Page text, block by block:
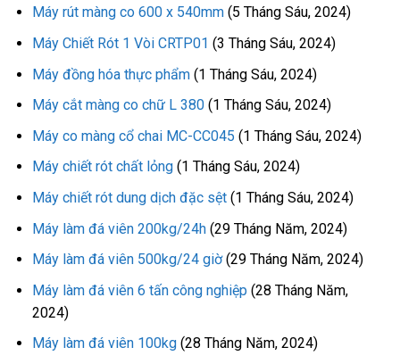
Máy rút màng co 600 x 540mm (5 Tháng Sáu, 2024)
Máy Chiết Rót 1 Vòi CRTP01 (3 Tháng Sáu, 2024)
Máy đồng hóa thực phẩm (1 Tháng Sáu, 2024)
Máy cắt màng co chữ L 380 (1 Tháng Sáu, 2024)
Máy co màng cổ chai MC-CC045 (1 Tháng Sáu, 2024)
Máy chiết rót chất lỏng (1 Tháng Sáu, 2024)
Máy chiết rót dung dịch đặc sệt (1 Tháng Sáu, 2024)
Máy làm đá viên 200kg/24h (29 Tháng Năm, 2024)
Máy làm đá viên 500kg/24 giờ (29 Tháng Năm, 2024)
Máy làm đá viên 6 tấn công nghiệp (28 Tháng Năm,
2024)
Máy làm đá viên 100kg (28 Tháng Năm, 2024)